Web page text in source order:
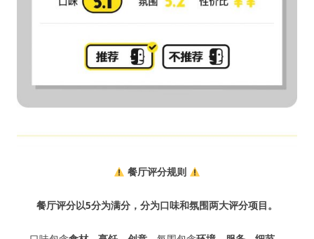
餐厅评分规则
餐厅评分以5分为满分，分为口味和氛围两大评分项目。